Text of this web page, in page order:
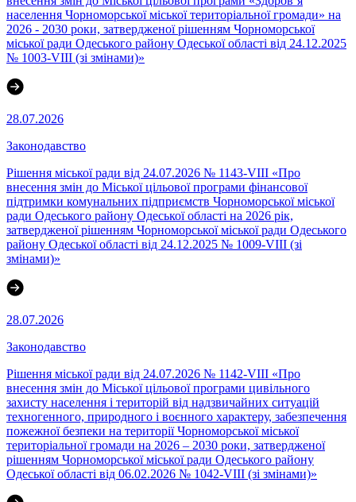
населення Чорноморської міської територіальної громади» на
2026 - 2030 роки, затвердженої рішенням Чорноморської
міської ради Одеського району Одеської області від 24.12.2025
№ 1003-VIII (зі змінами)»
28.07.2026
Законодавство
Рішення міської ради від 24.07.2026 № 1143-VIII «Про
внесення змін до Міської цільової програми фінансової
підтримки комунальних підприємств Чорноморської міської
ради Одеського району Одеської області на 2026 рік,
затвердженої рішенням Чорноморської міської ради Одеського
району Одеської області від 24.12.2025 № 1009-VIII (зі
змінами)»
28.07.2026
Законодавство
Рішення міської ради від 24.07.2026 № 1142-VIII «Про
внесення змін до Міської цільової програми цивільного
захисту населення і територій від надзвичайних ситуацій
техногенного, природного і воєнного характеру, забезпечення
пожежної безпеки на території Чорноморської міської
територіальної громади на 2026 – 2030 роки, затвердженої
рішенням Чорноморської міської ради Одеського району
Одеської області від 06.02.2026 № 1042-VIII (зі змінами)»